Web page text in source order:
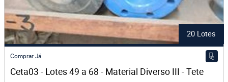
20 Lotes
Comprar Já
Ceta03 - Lotes 49 a 68 - Material Diverso III - Tete